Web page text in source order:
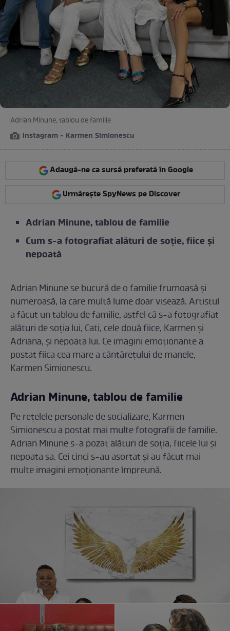
Adrian Minune, tablou de familie
instagram - Karmen Simionescu
Adaugă-ne ca sursă preferată în Google
Urmărește SpyNews pe Discover
Adrian Minune, tablou de familie
Cum s-a fotografiat alături de soție, fiice și
nepoată
Adrian Minune se bucură de o familie frumoasă și
numeroasă, la care multă lume doar visează. Artistul
a făcut un tablou de familie, astfel că s-a fotografiat
alături de soția lui, Cati, cele două fiice, Karmen și
Adriana, și nepoata lui. Ce imagini emoționante a
postat fiica cea mare a cântărețului de manele,
Karmen Simionescu.
Adrian Minune, tablou de familie
Pe rețelele personale de socializare, Karmen
Simionescu a postat mai multe fotografii de familie.
Adrian Minune s-a pozat alături de soția, fiicele lui și
nepoata sa. Cei cinci s-au asortat și au făcut mai
multe imagini emoționante împreună.